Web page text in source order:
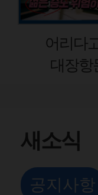
새소식
공지사항